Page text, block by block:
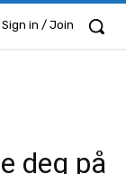
Sign in / Join
deg på